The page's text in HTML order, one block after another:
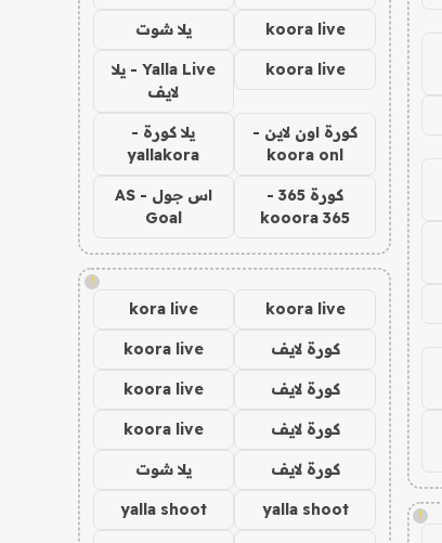
!
koora live يلا شوت
koora live
Yalla Live - يلا
لايف
كورة اون لاين -
koora onl
يلا كورة -
yallakora
كورة 365 -
kooora 365
اس جول - AS
Goal
!
koora live
kora live
كورة لايف koora live
كورة لايف koora live
كورة لايف koora live
كورة لايف يلا شوت
yalla shoot
yalla shoot